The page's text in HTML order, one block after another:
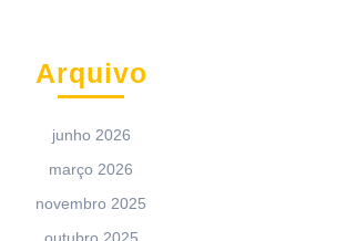
Arquivo
junho 2026
março 2026
novembro 2025
outubro 2025